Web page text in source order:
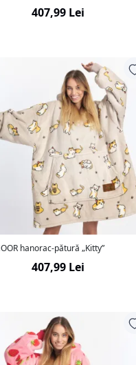
407,99 Lei
hanorac-pătură „Kitty”
407,99 Lei